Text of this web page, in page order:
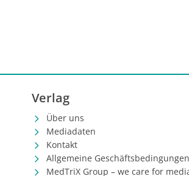
Verlag
Über uns
Mediadaten
Kontakt
Allgemeine Geschäftsbedingungen
MedTriX Group – we care for